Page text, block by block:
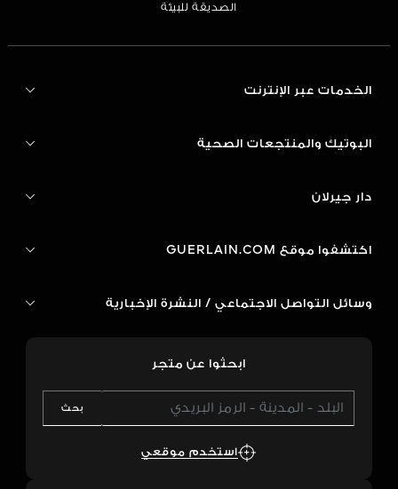
الصديقة للبيئة
الخدمات عبر الإنترنت
البوتيك والمنتجعات الصحية
دار جيرلان
اكتشفوا موقع GUERLAIN.COM
وسائل التواصل الاجتماعي / النشرة الإخبارية
ابحثوا عن متجر
بحث
استخدم موقعي